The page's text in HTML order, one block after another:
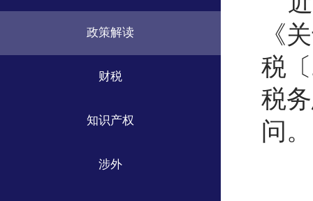
政策解读
财税
知识产权
涉外
《
税
税
问。